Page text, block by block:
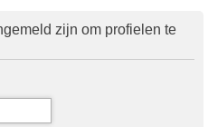
zijn om profielen te